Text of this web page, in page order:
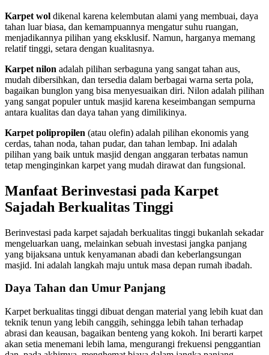
Karpet wol dikenal karena kelembutan alami yang membuai, daya
tahan luar biasa, dan kemampuannya mengatur suhu ruangan,
menjadikannya pilihan yang eksklusif. Namun, harganya memang
relatif tinggi, setara dengan kualitasnya.
Karpet nilon adalah pilihan serbaguna yang sangat tahan aus,
mudah dibersihkan, dan tersedia dalam berbagai warna serta pola,
bagaikan bunglon yang bisa menyesuaikan diri. Nilon adalah pilihan
yang sangat populer untuk masjid karena keseimbangan sempurna
antara kualitas dan daya tahan yang dimilikinya.
Karpet polipropilen (atau olefin) adalah pilihan ekonomis yang
cerdas, tahan noda, tahan pudar, dan tahan lembap. Ini adalah
pilihan yang baik untuk masjid dengan anggaran terbatas namun
tetap menginginkan karpet yang mudah dirawat dan fungsional.
Manfaat Berinvestasi pada Karpet
Sajadah Berkualitas Tinggi
Berinvestasi pada karpet sajadah berkualitas tinggi bukanlah sekadar
mengeluarkan uang, melainkan sebuah investasi jangka panjang
yang bijaksana untuk kenyamanan abadi dan keberlangsungan
masjid. Ini adalah langkah maju untuk masa depan rumah ibadah.
Daya Tahan dan Umur Panjang
Karpet berkualitas tinggi dibuat dengan material yang lebih kuat dan
teknik tenun yang lebih canggih, sehingga lebih tahan terhadap
abrasi dan keausan, bagaikan benteng yang kokoh. Ini berarti karpet
akan setia menemani lebih lama, mengurangi frekuensi penggantian